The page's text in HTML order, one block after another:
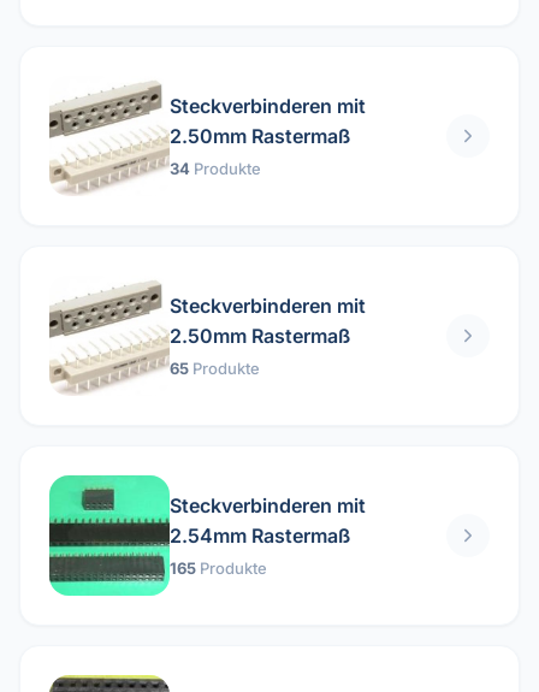
Steckverbinderen mit
2.50mm Rastermaß
34 Produkte
Steckverbinderen mit
2.50mm Rastermaß
65 Produkte
Steckverbinderen mit
2.54mm Rastermaß
165 Produkte